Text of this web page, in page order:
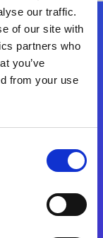
our traffic.
of our site with
partners who
you’ve
from your use